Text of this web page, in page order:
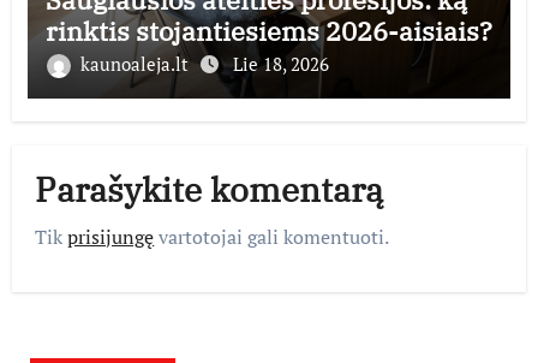
rinktis stojantiesiems 2026-aisiais?
kaunoaleja.lt Lie 18, 2026
Parašykite komentarą
Tikprisijungęvartotojai gali komentuoti.